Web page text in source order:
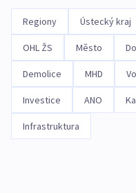
Regiony Ústecký kraj
OHL ŽS Město
Demolice MHD
Investice ANO
Infrastruktura